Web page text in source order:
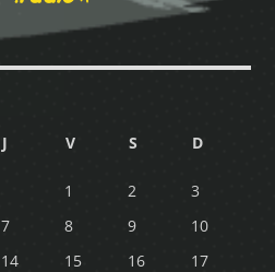
J V S D
1 2
3
7 8 9
10
14 15 16
17